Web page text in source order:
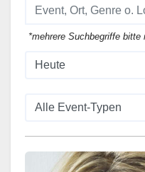
*mehrere Suchbegriffe